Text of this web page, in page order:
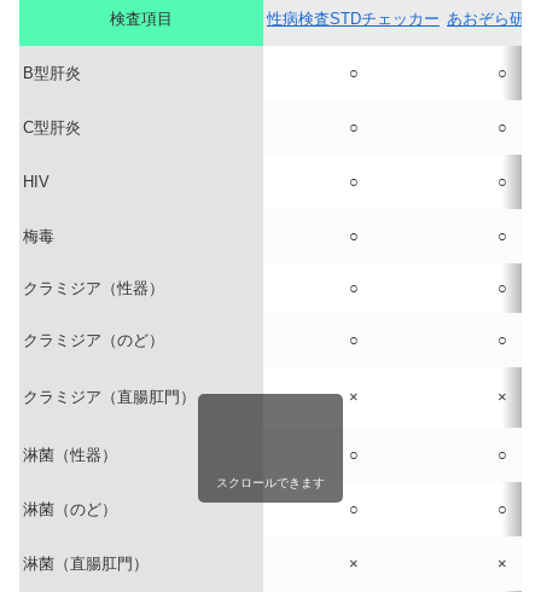
検査項目 性病検査STDチェッカー あおぞら研
B型肝炎 ○ ○
C型肝炎 ○ ○
HIV ○ ○
梅毒 ○ ○
クラミジア（性器） ○ ○
クラミジア（のど） ○ ○
クラミジア（直腸肛門） × ×
淋菌（性器） ○ ○
淋菌（のど） ○ ○
淋菌（直腸肛門） × ×
スクロールできます